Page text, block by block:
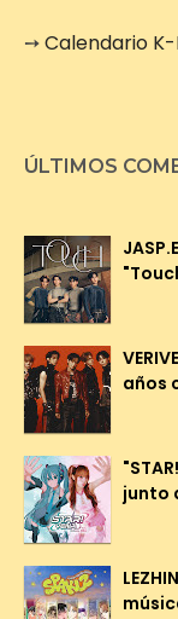
➙Calendario K-
ÚLTIMOS
años
junto